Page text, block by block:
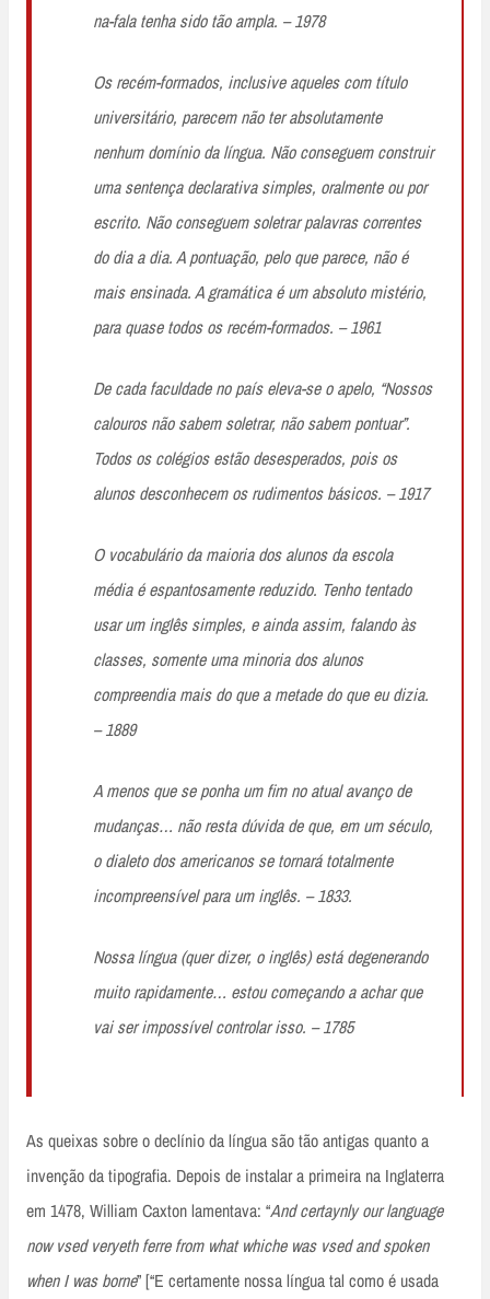
na-fala tenha sido tão ampla. – 1978
Os recém-formados, inclusive aqueles com título
universitário, parecem não ter absolutamente
nenhum domínio da língua. Não conseguem construir
uma sentença declarativa simples, oralmente ou por
escrito. Não conseguem soletrar palavras correntes
do dia a dia. A pontuação, pelo que parece, não é
mais ensinada. A gramática é um absoluto mistério,
para quase todos os recém-formados. – 1961
De cada faculdade no país eleva-se o apelo, “Nossos
calouros não sabem soletrar, não sabem pontuar”.
Todos os colégios estão desesperados, pois os
alunos desconhecem os rudimentos básicos. – 1917
O vocabulário da maioria dos alunos da escola
média é espantosamente reduzido. Tenho tentado
usar um inglês simples, e ainda assim, falando às
classes, somente uma minoria dos alunos
compreendia mais do que a metade do que eu dizia.
– 1889
A menos que se ponha um fim no atual avanço de
mudanças… não resta dúvida de que, em um século,
o dialeto dos americanos se tornará totalmente
incompreensível para um inglês. – 1833.
Nossa língua (quer dizer, o inglês) está degenerando
muito rapidamente… estou começando a achar que
vai ser impossível controlar isso. – 1785
As queixas sobre o declínio da língua são tão antigas quanto a
invenção da tipografia. Depois de instalar a primeira na Inglaterra
em 1478, William Caxton lamentava: “And certaynly our language
now vsed veryeth ferre from what whiche was vsed and spoken
when I was borne” [“E certamente nossa língua tal como é usada